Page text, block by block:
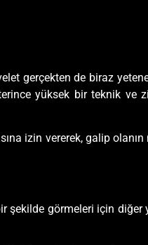
gerçekten de biraz
yüksek bir teknik ve
izin vererek, galip
şekilde görmeleri için diğer